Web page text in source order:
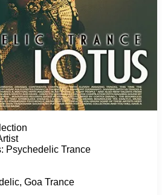
Psychedelic Trance
Goa Trance